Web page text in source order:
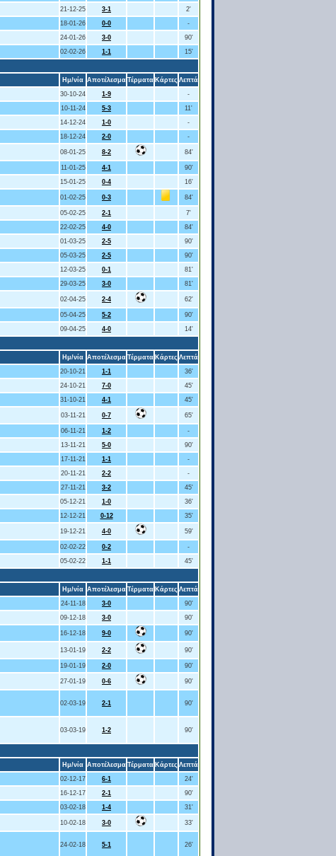
21-12-25 3-1
2'
18-01-26 0-0
-
24-01-26 3-0
90'
02-02-26 1-1
15'
Ημ/νία Αποτέλεσμα Τέρματα Κάρτες Λεπτά
30-10-24 1-9
-
10-11-24 5-3
11'
14-12-24 1-0
-
18-12-24 2-0 -
08-01-25 8-2 84'
11-01-25 4-1
90'
15-01-25 0-4 16'
01-02-25 0-3 84'
05-02-25 2-1
7'
22-02-25 4-0
84'
01-03-25 2-5
90'
05-03-25 2-5
90'
12-03-25 0-1
81'
29-03-25 3-0 81'
02-04-25 2-4 62'
05-04-25 5-2
90'
09-04-25 4-0
14'
Ημ/νία Αποτέλεσμα Τέρματα Κάρτες Λεπτά
20-10-21 1-1
36'
24-10-21 7-0
45'
31-10-21 4-1 45'
03-11-21 0-7 65'
06-11-21 1-2
-
13-11-21 5-0
90'
17-11-21 1-1
-
20-11-21 2-2
-
27-11-21 3-2
45'
05-12-21 1-0
36'
12-12-21 0-12 35'
19-12-21 4-0 59'
02-02-22 0-2
-
05-02-22 1-1
45'
Ημ/νία Αποτέλεσμα Τέρματα Κάρτες Λεπτά
24-11-18 3-0
90'
09-12-18 3-0 90'
16-12-18 9-0 90'
13-01-19 2-2 90'
19-01-19 2-0 90'
27-01-19 0-6 90'
02-03-19 2-1 90'
03-03-19 1-2 90'
Ημ/νία Αποτέλεσμα Τέρματα Κάρτες Λεπτά
02-12-17 6-1
24'
16-12-17 2-1
90'
03-02-18 1-4 31'
10-02-18 3-0 33'
24-02-18 5-1 26'